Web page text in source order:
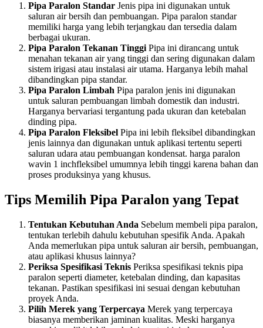
Pipa Paralon Standar Jenis pipa ini digunakan untuk
saluran air bersih dan pembuangan. Pipa paralon standar
memiliki harga yang lebih terjangkau dan tersedia dalam
berbagai ukuran.
Pipa Paralon Tekanan Tinggi Pipa ini dirancang untuk
menahan tekanan air yang tinggi dan sering digunakan dalam
sistem irigasi atau instalasi air utama. Harganya lebih mahal
dibandingkan pipa standar.
Pipa Paralon Limbah Pipa paralon jenis ini digunakan
untuk saluran pembuangan limbah domestik dan industri.
Harganya bervariasi tergantung pada ukuran dan ketebalan
dinding pipa.
Pipa Paralon Fleksibel Pipa ini lebih fleksibel dibandingkan
jenis lainnya dan digunakan untuk aplikasi tertentu seperti
saluran udara atau pembuangan kondensat. harga paralon
wavin 1 inchfleksibel umumnya lebih tinggi karena bahan dan
proses produksinya yang khusus.
Tips Memilih Pipa Paralon yang Tepat
Tentukan Kebutuhan Anda Sebelum membeli pipa paralon,
tentukan terlebih dahulu kebutuhan spesifik Anda. Apakah
Anda memerlukan pipa untuk saluran air bersih, pembuangan,
atau aplikasi khusus lainnya?
Periksa Spesifikasi Teknis Periksa spesifikasi teknis pipa
paralon seperti diameter, ketebalan dinding, dan kapasitas
tekanan. Pastikan spesifikasi ini sesuai dengan kebutuhan
proyek Anda.
Pilih Merek yang Terpercaya Merek yang terpercaya
biasanya memberikan jaminan kualitas. Meski harganya